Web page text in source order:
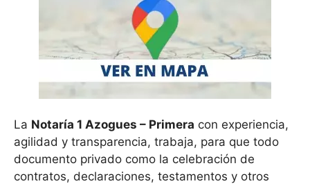
La Notaría 1 Azogues – Primera con experiencia,
agilidad y transparencia, trabaja, para que todo
documento privado como la celebración de
contratos, declaraciones, testamentos y otros